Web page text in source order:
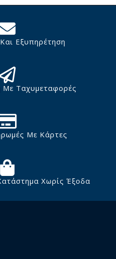
Εξυπηρέτηση
Με Ταχυμεταφορές
Με Κάρτες
Χωρίς Έξοδα